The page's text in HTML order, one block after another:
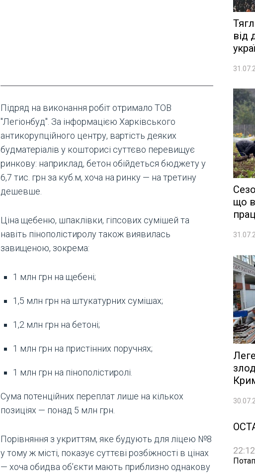
Підряд на виконання робіт отримало ТОВ
"Легіонбуд". За інформацією Харківського
антикорупційного центру, вартість деяких
будматеріалів у кошторисі суттєво перевищує
ринкову: наприклад, бетон обійдеться бюджету у
6,7 тис. грн за куб.м, хоча на ринку — на третину
дешевше.
Ціна щебеню, шпаклівки, гіпсових сумішей та
навіть пінополістиролу також виявилась
завищеною, зокрема:
1 млн грн на щебені;
1,5 млн грн на штукатурних сумішах;
1,2 млн грн на бетоні;
1 млн грн на пристінних поручнях;
1 млн грн на пінополістиролі.
Сума потенційних переплат лише на кількох
позиціях — понад 5 млн грн.
Порівняння з укриттям, яке будують для ліцею №8
у тому ж місті, показує суттєві розбіжності в цінах
— хоча обидва об’єкти мають приблизно однакову
від
що
22:12